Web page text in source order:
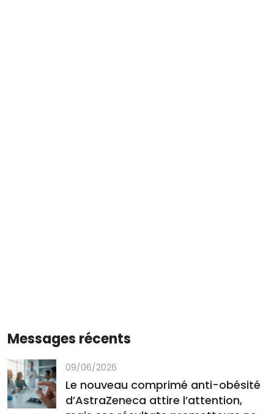
Messages récents
09/06/2026
Le nouveau comprimé anti-obésité
d’AstraZeneca attire l’attention,